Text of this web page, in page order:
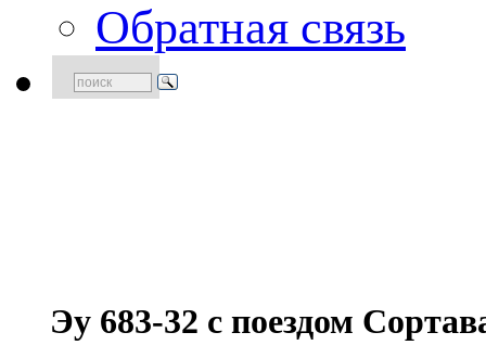
Обратная связь
Эу 683-32 с поездом